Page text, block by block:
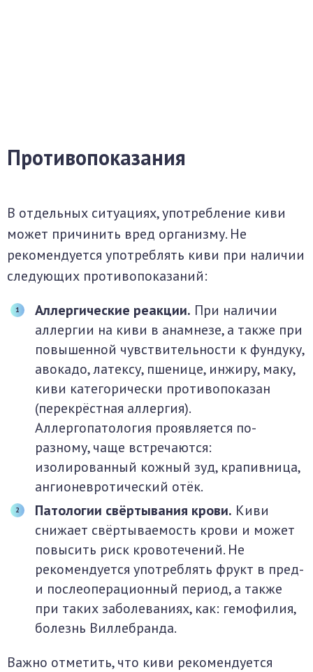
Противопоказания
В отдельных ситуациях, употребление киви
может причинить вред организму. Не
рекомендуется употреблять киви при наличии
следующих противопоказаний:
Аллергические реакции. При наличии
аллергии на киви в анамнезе, а также при
повышенной чувствительности к фундуку,
авокадо, латексу, пшенице, инжиру, маку,
киви категорически противопоказан
(перекрёстная аллергия).
Аллергопатология проявляется по-
разному, чаще встречаются:
изолированный кожный зуд, крапивница,
ангионевротический отёк.
Патологии свёртывания крови. Киви
снижает свёртываемость крови и может
повысить риск кровотечений. Не
рекомендуется употреблять фрукт в пред-
и послеоперационный период, а также
при таких заболеваниях, как: гемофилия,
болезнь Виллебранда.
Важно отметить, что киви рекомендуется